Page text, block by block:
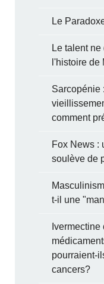
Le
Le talent
l'histoire
Sarcopénie
comment
Fox News :
soulève de
t-il une
pourraient-
cancers?